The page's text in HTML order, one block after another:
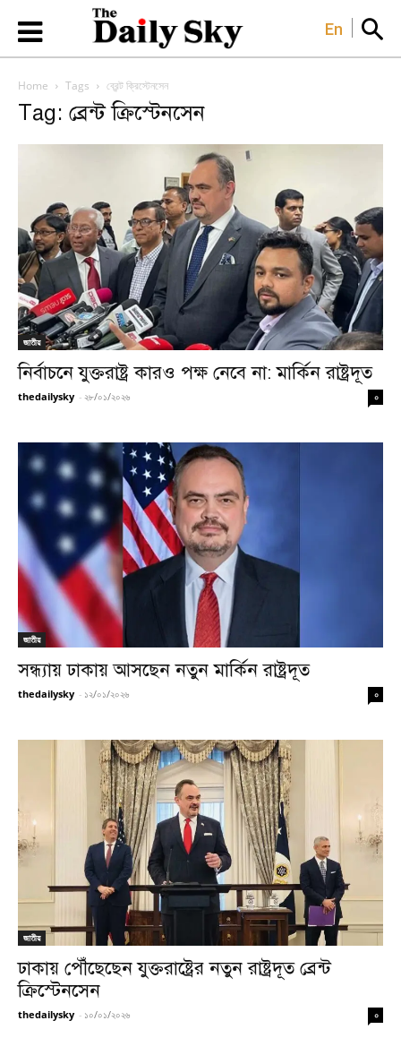
En
Home Tags ব্রেন্ট ক্রিস্টেনসেন
Tag: ব্রেন্ট ক্রিস্টেনসেন
জাতীয়
নির্বাচনে যুক্তরাষ্ট্র কারও পক্ষ নেবে না: মার্কিন রাষ্ট্রদূত
thedailysky - ২৮/০১/২০২৬ ০
জাতীয়
সন্ধ‌্যায় ঢাকায় আসছেন নতুন মার্কিন রাষ্ট্রদূত
thedailysky - ১২/০১/২০২৬ ০
জাতীয়
ঢাকায় পৌঁছেছেন যুক্তরাষ্ট্রের নতুন রাষ্ট্রদূত ব্রেন্ট
ক্রিস্টেনসেন
thedailysky - ১০/০১/২০২৬ ০